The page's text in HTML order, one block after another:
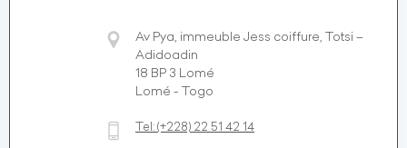
Av Pya, immeuble Jess coiffure, Totsi –
Adidoadin
18 BP 3 Lomé
Lomé - Togo
Tel:(+228) 22 51 42 14